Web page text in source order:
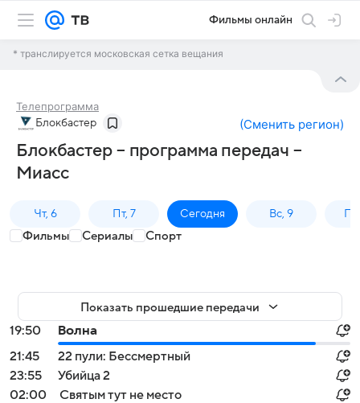
Фильмы онлайн
* транслируется московская сетка вещания
Телепрограмма
Блокбастер (Сменить регион)
Блокбастер – программа передач –
Миасс
Чт, 6 Пт, 7 Сегодня Вс, 9
Фильмы Сериалы Спорт
Показать прошедшие передачи
19:50
Волна
21:45
22 пули: Бессмертный
23:55
Убийца 2
02:00
Святым тут не место